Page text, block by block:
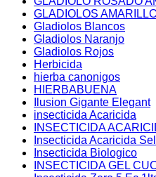
GLADIOLOS
Gladiolos Blancos
Gladiolos Naranjo
Gladiolos Rojos
Herbicida
hierba canonigos
HIERBABUENA
Ilusion Gigante Elegant
insecticida Acaricida
INSECTICIDA
Insecticida Acaricida
Insecticida Biologico
INSECTICIDA GEL